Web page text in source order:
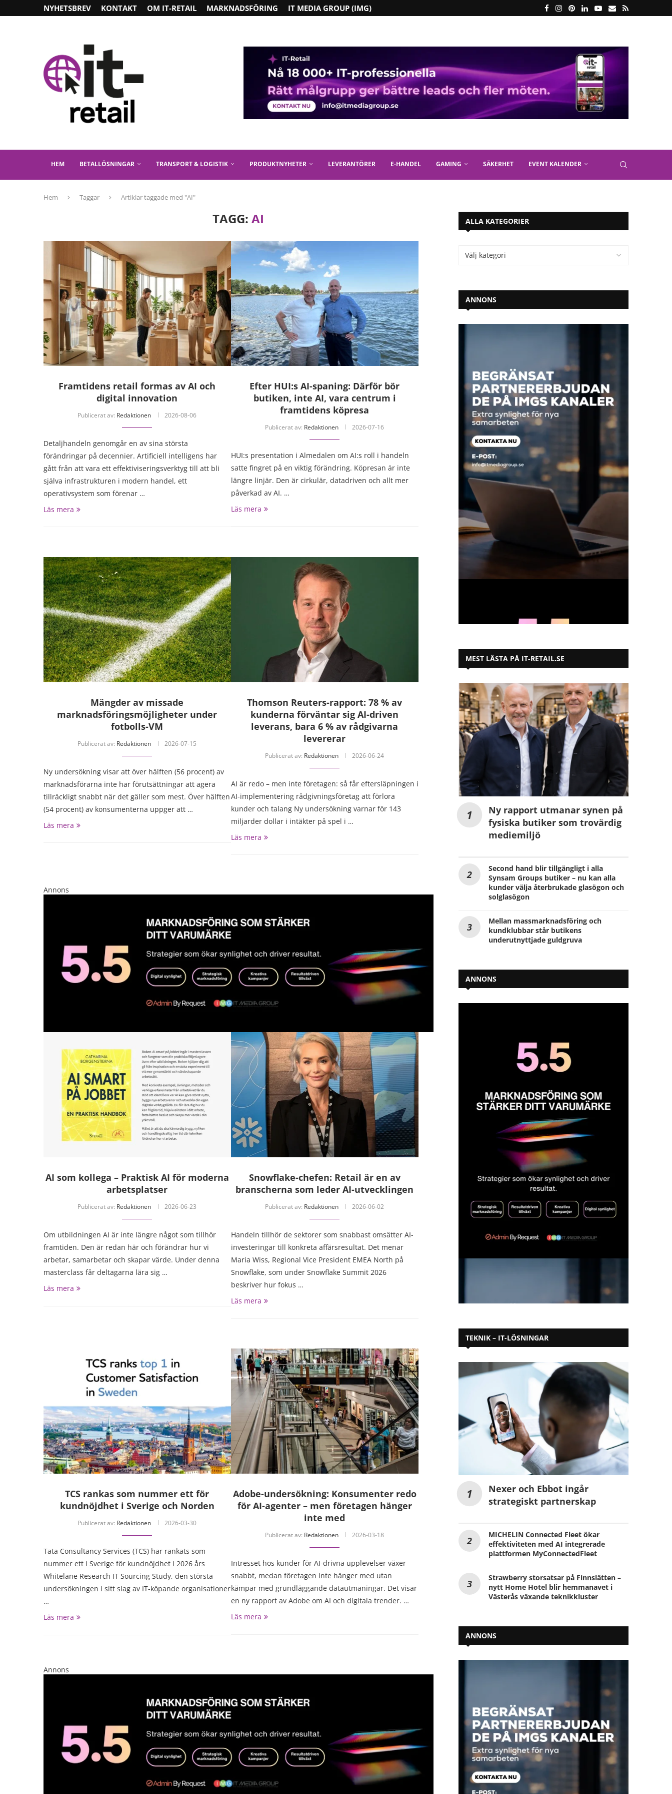
NYHETSBREV KONTAKT OM IT-RETAIL MARKNADSFÖRING IT MEDIA GROUP (IMG)
HEM BETALLÖSNINGAR TRANSPORT & LOGISTIK PRODUKTNYHETER LEVERANTÖRER E-HANDEL GAMING SÄKERHET EVENT KALENDER
Hem Taggar Artiklar taggade med "AI"
TAGG:AI
Framtidens retail formas av AI och
digital innovation
Publicerat av: Redaktionen 2026-08-06
Detaljhandeln genomgår en av sina största
förändringar på decennier. Artificiell intelligens har
gått från att vara ett effektiviseringsverktyg till att bli
själva infrastrukturen i modern handel, ett
operativsystem som förenar …
Läs mera
Efter HUI:s AI-spaning: Därför bör
butiken, inte AI, vara centrum i
framtidens köpresa
Publicerat av: Redaktionen 2026-07-16
HUI:s presentation i Almedalen om AI:s roll i handeln
satte fingret på en viktig förändring. Köpresan är inte
längre linjär. Den är cirkulär, datadriven och allt mer
påverkad av AI. …
Läs mera
Mängder av missade
marknadsföringsmöjligheter under
fotbolls-VM
Publicerat av: Redaktionen 2026-07-15
Ny undersökning visar att över hälften (56 procent) av
marknadsförarna inte har förutsättningar att agera
tillräckligt snabbt när det gäller som mest. Över hälften
(54 procent) av konsumenterna uppger att …
Läs mera
Thomson Reuters-rapport: 78 % av
kunderna förväntar sig AI-driven
leverans, bara 6 % av rådgivarna
levererar
Publicerat av: Redaktionen 2026-06-24
AI är redo – men inte företagen: så får eftersläpningen i
AI-implementering rådgivningsföretag att förlora
kunder och talang Ny undersökning varnar för 143
miljarder dollar i intäkter på spel i …
Läs mera
Annons
AI som kollega – Praktisk AI för moderna
arbetsplatser
Publicerat av: Redaktionen 2026-06-23
Om utbildningen AI är inte längre något som tillhör
framtiden. Den är redan här och förändrar hur vi
arbetar, samarbetar och skapar värde. Under denna
masterclass får deltagarna lära sig …
Läs mera
Snowflake-chefen: Retail är en av
branscherna som leder AI-utvecklingen
Publicerat av: Redaktionen 2026-06-02
Handeln tillhör de sektorer som snabbast omsätter AI-
investeringar till konkreta affärsresultat. Det menar
Maria Wiss, Regional Vice President EMEA North på
Snowflake, som under Snowflake Summit 2026
beskriver hur fokus …
Läs mera
TCS rankas som nummer ett för
kundnöjdhet i Sverige och Norden
Publicerat av: Redaktionen 2026-03-30
Tata Consultancy Services (TCS) har rankats som
nummer ett i Sverige för kundnöjdhet i 2026 års
Whitelane Research IT Sourcing Study, den största
undersökningen i sitt slag av IT-köpande organisationer
…
Läs mera
Adobe-undersökning: Konsumenter redo
för AI-agenter – men företagen hänger
inte med
Publicerat av: Redaktionen 2026-03-18
Intresset hos kunder för AI-drivna upplevelser växer
snabbt, medan företagen inte hänger med utan
kämpar med grundläggande datautmaningar. Det visar
en ny rapport av Adobe om AI och digitala trender. …
Läs mera
Annons
ALLA KATEGORIER
ANNONS
MEST LÄSTA PÅ IT-RETAIL.SE
Ny rapport utmanar synen på
fysiska butiker som trovärdig
mediemiljö
Second hand blir tillgängligt i alla
Synsam Groups butiker – nu kan alla
kunder välja återbrukade glasögon och
solglasögon
Mellan massmarknadsföring och
kundklubbar står butikens
underutnyttjade guldgruva
ANNONS
TEKNIK – IT-LÖSNINGAR
Nexer och Ebbot ingår
strategiskt partnerskap
MICHELIN Connected Fleet ökar
effektiviteten med AI integrerade
plattformen MyConnectedFleet
Strawberry storsatsar på Finnslätten –
nytt Home Hotel blir hemmanavet i
Västerås växande teknikkluster
ANNONS